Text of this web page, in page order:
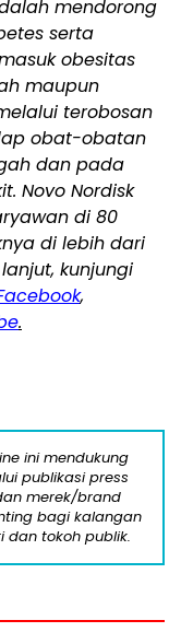
mendorong
serta
obesitas
maupun
terobosan
obat-obatan
dan pada
Novo Nordisk
di 80
di lebih dari
kunjungi
,
.
ini mendukung
publikasi press
merek/brand
bagi kalangan
dan tokoh publik.